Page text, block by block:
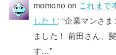
momono on これまで
した！ : “企業マンさま
ました！ 前田さん、
す…”